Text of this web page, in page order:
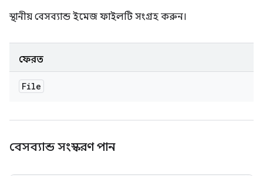
স্থানীয় বেসব্যান্ড ইমেজ ফাইলটি সংগ্রহ করুন।
ফেরত
File
বেসব্যান্ড সংস্করণ পান